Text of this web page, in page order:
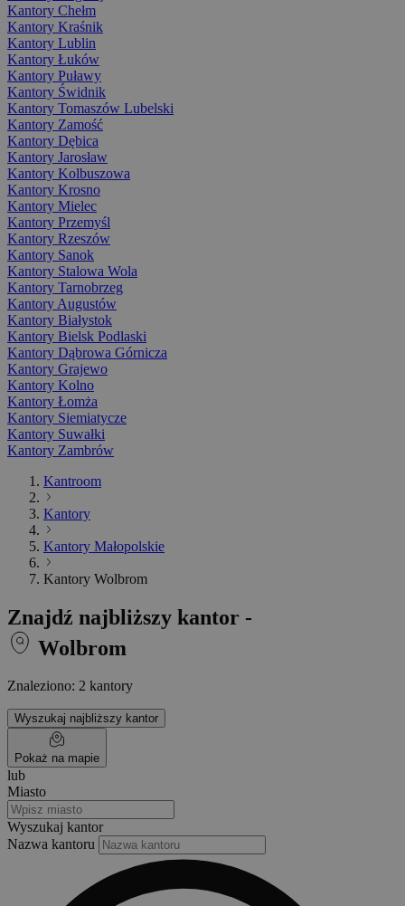
Kantory Chełm
Kantory Kraśnik
Kantory Lublin
Kantory Łuków
Kantory Puławy
Kantory Świdnik
Kantory Tomaszów Lubelski
Kantory Zamość
Kantory Dębica
Kantory Jarosław
Kantory Kolbuszowa
Kantory Krosno
Kantory Mielec
Kantory Przemyśl
Kantory Rzeszów
Kantory Sanok
Kantory Stalowa Wola
Kantory Tarnobrzeg
Kantory Augustów
Kantory Białystok
Kantory Bielsk Podlaski
Kantory Dąbrowa Górnicza
Kantory Grajewo
Kantory Kolno
Kantory Łomża
Kantory Siemiatycze
Kantory Suwałki
Kantory Zambrów
Kantroom
Kantory
Kantory Małopolskie
Kantory Wolbrom
Znajdź najbliższy kantor -
Wolbrom
Znaleziono: 2 kantory
Wyszukaj najbliższy kantor
Pokaż na mapie
lub
Miasto
Wyszukaj kantor
Nazwa kantoru